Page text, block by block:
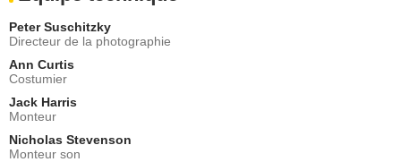
Peter Suschitzky
Directeur de la photographie
Ann Curtis
Costumier
Jack Harris
Monteur
Nicholas Stevenson
Monteur son